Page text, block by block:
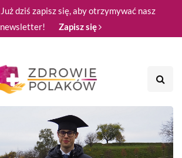
Już dziś zapisz się, aby otrzymywać nasz
newsletter!
Zapisz się